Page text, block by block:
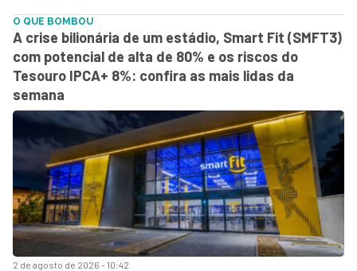
2 de agosto de 2026 - 10:42
O QUE BOMBOU
A crise bilionária de um estádio, Smart Fit (SMFT3)
com potencial de alta de 80% e os riscos do
Tesouro IPCA+ 8%: confira as mais lidas da
semana